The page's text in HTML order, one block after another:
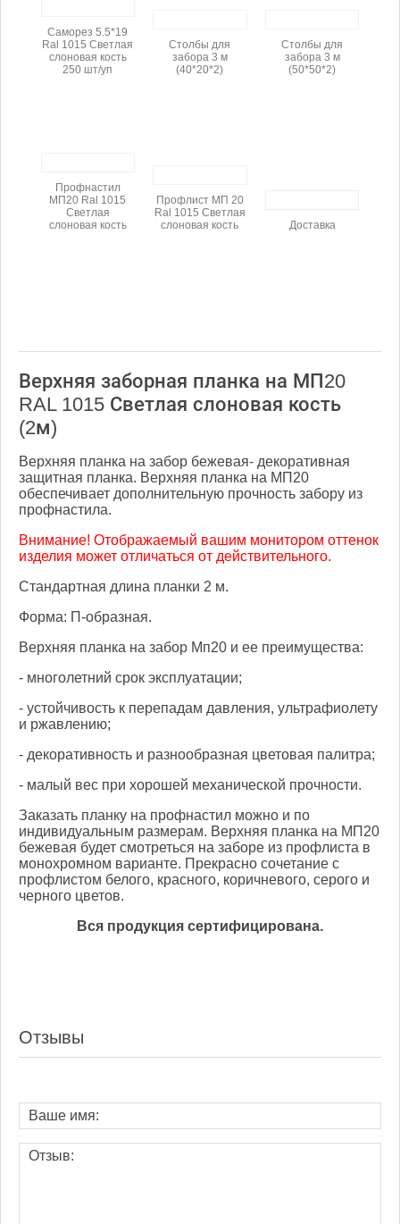
Саморез 5.5*19
Ral 1015 Светлая
слоновая кость
250 шт/уп
Столбы для
забора 3 м
(40*20*2)
Столбы для
забора 3 м
(50*50*2)
Профнастил
МП20 Ral 1015
Светлая
слоновая кость
Профлист МП 20
Ral 1015 Светлая
слоновая кость
Доставка
Верхняя заборная планка на МП20
RAL 1015 Светлая слоновая кость
(2м)
Верхняя планка на забор бежевая- декоративная
защитная планка. Верхняя планка на МП20
обеспечивает дополнительную прочность забору из
профнастила.
Внимание! Отображаемый вашим монитором оттенок
изделия может отличаться от действительного.
Стандартная длина планки 2 м.
Форма: П-образная.
Верхняя планка на забор Мп20 и ее преимущества:
- многолетний срок эксплуатации;
- устойчивость к перепадам давления, ультрафиолету
и ржавлению;
- декоративность и разнообразная цветовая палитра;
- малый вес при хорошей механической прочности.
Заказать планку на профнастил можно и по
индивидуальным размерам. Верхняя планка на МП20
бежевая будет смотреться на заборе из профлиста в
монохромном варианте. Прекрасно сочетание с
профлистом белого, красного, коричневого, серого и
черного цветов.
Вся продукция сертифицирована.
Отзывы